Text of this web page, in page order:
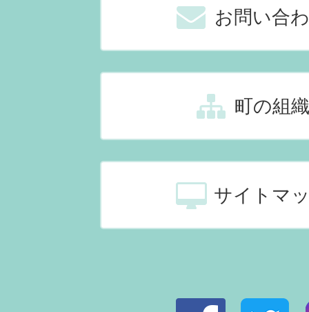
お問い合
町の組織
サイトマ